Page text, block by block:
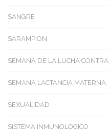
SANGRE
SARAMPION
SEMANA DE LA LUCHA
SEMANA LACTANCIA MATERNA
SEXUALIDAD
SISTEMA INMUNOLOGICO